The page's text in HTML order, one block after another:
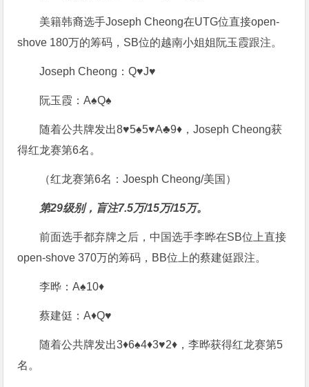
美籍韩裔选手Joseph Cheong在UTG位直接open-
shove 180万的筹码，SB位的越南小姐姐阮玉霞跟注。
Joseph Cheong：Q♥J♥
阮玉霞：A♠Q♠
随着公共牌发出8♥5♠5♥A♣9♦，Joseph Cheong获
得红龙赛第6名。
（红龙赛第6名：Joesph Cheong/美国）
第29级别，盲注7.5万/15万/15万。
前面选手都弃牌之后，中国选手李晔在SB位上直接
open-shove 370万的筹码，BB位上的蔡建侹跟注。
李晔：A♠10♦
蔡建侹：A♦Q♥
随着公共牌发出3♦6♠4♦3♥2♦，李晔获得红龙赛第5
名。